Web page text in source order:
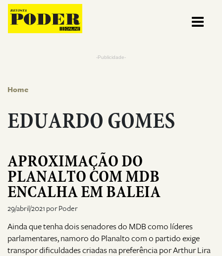
Pular para o conteúdo
-Publicidade-
Home
EDUARDO GOMES
APROXIMAÇÃO DO
PLANALTO COM MDB
ENCALHA EM BALEIA
29/abril/2021 por Poder
Ainda que tenha dois senadores do MDB como líderes
parlamentares, namoro do Planalto com o partido exige
transpor dificuldades criadas na preferência por Arthur Lira